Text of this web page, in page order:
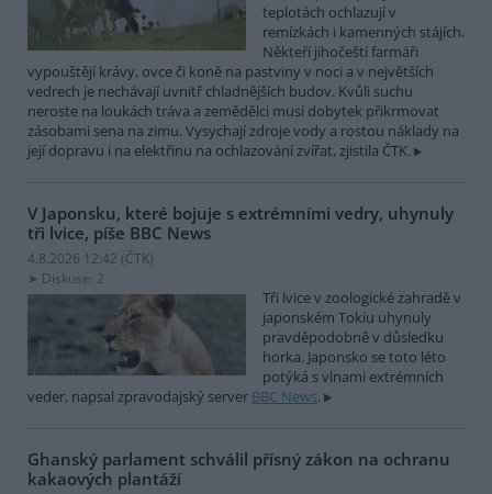
teplotách ochlazují v
remízkách i kamenných stájích.
Někteří jihočeští farmáři
vypouštějí krávy, ovce či koně na pastviny v noci a v největších
vedrech je nechávají uvnitř chladnějších budov. Kvůli suchu
neroste na loukách tráva a zemědělci musí dobytek přikrmovat
zásobami sena na zimu. Vysychají zdroje vody a rostou náklady na
její dopravu i na elektřinu na ochlazování zvířat, zjistila ČTK.
V Japonsku, které bojuje s extrémními vedry, uhynuly
tři lvice, píše BBC News
4.8.2026 12:42 (ČTK)
Diskuse: 2
Tři lvice v zoologické zahradě v
japonském Tokiu uhynuly
pravděpodobně v důsledku
horka. Japonsko se toto léto
potýká s vlnami extrémních
veder, napsal zpravodajský server BBC News.
Ghanský parlament schválil přísný zákon na ochranu
kakaových plantáží